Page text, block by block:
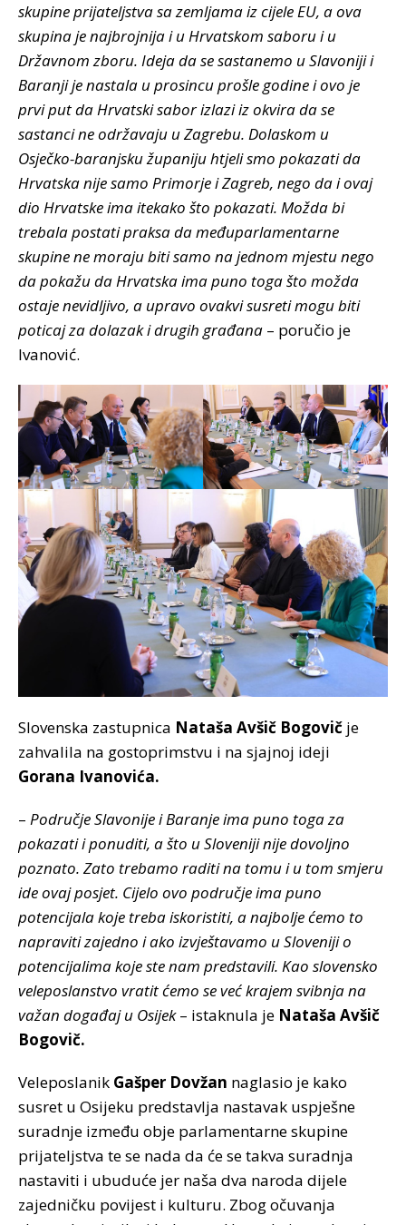
skupine prijateljstva sa zemljama iz cijele EU, a ova
skupina je najbrojnija i u Hrvatskom saboru i u
Državnom zboru. Ideja da se sastanemo u Slavoniji i
Baranji je nastala u prosincu prošle godine i ovo je
prvi put da Hrvatski sabor izlazi iz okvira da se
sastanci ne održavaju u Zagrebu. Dolaskom u
Osječko-baranjsku županiju htjeli smo pokazati da
Hrvatska nije samo Primorje i Zagreb, nego da i ovaj
dio Hrvatske ima itekako što pokazati. Možda bi
trebala postati praksa da međuparlamentarne
skupine ne moraju biti samo na jednom mjestu nego
da pokažu da Hrvatska ima puno toga što možda
ostaje nevidljivo, a upravo ovakvi susreti mogu biti
poticaj za dolazak i drugih građana – poručio je
Ivanović.
Slovenska zastupnica Nataša Avšič Bogovič je
zahvalila na gostoprimstvu i na sjajnoj ideji
Gorana Ivanovića.
– Područje Slavonije i Baranje ima puno toga za
pokazati i ponuditi, a što u Sloveniji nije dovoljno
poznato. Zato trebamo raditi na tomu i u tom smjeru
ide ovaj posjet. Cijelo ovo područje ima puno
potencijala koje treba iskoristiti, a najbolje ćemo to
napraviti zajedno i ako izvještavamo u Sloveniji o
potencijalima koje ste nam predstavili. Kao slovensko
veleposlanstvo vratit ćemo se već krajem svibnja na
važan događaj u Osijek– istaknula je Nataša Avšič
Bogovič.
Veleposlanik Gašper Dovžan naglasio je kako
susret u Osijeku predstavlja nastavak uspješne
suradnje između obje parlamentarne skupine
prijateljstva te se nada da će se takva suradnja
nastaviti i ubuduće jer naša dva naroda dijele
zajedničku povijest i kulturu. Zbog očuvanja